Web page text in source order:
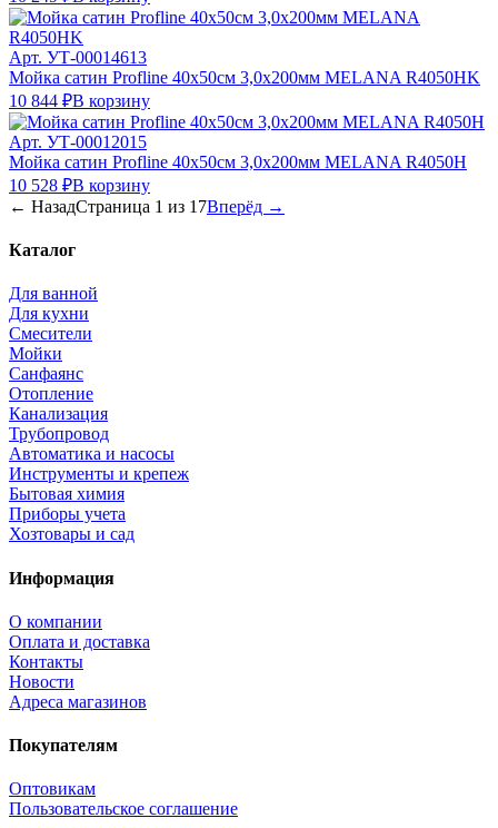
Арт. УТ-00014613
Мойка сатин Profline 40х50см 3,0х200мм MELANA R4050HK
10 844 ₽В корзину
Арт. УТ-00012015
Мойка сатин Profline 40х50см 3,0х200мм MELANA R4050H
10 528 ₽В корзину
← НазадСтраница 1 из 17Вперёд →
Каталог
Для ванной
Для кухни
Смесители
Мойки
Санфаянс
Отопление
Канализация
Трубопровод
Автоматика и насосы
Инструменты и крепеж
Бытовая химия
Приборы учета
Хозтовары и сад
Информация
О компании
Оплата и доставка
Контакты
Новости
Адреса магазинов
Покупателям
Оптовикам
Пользовательское соглашение